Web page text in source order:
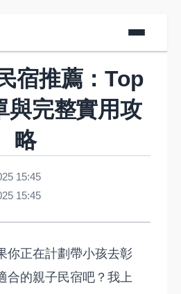
宿推薦：Top
與完整實用攻
略
15:45
15:45
你正在計劃帶小孩去彰
合的親子民宿吧？我上